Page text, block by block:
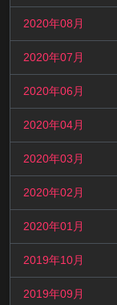
2020年08月
2020年07月
2020年06月
2020年04月
2020年03月
2020年02月
2020年01月
2019年10月
2019年09月